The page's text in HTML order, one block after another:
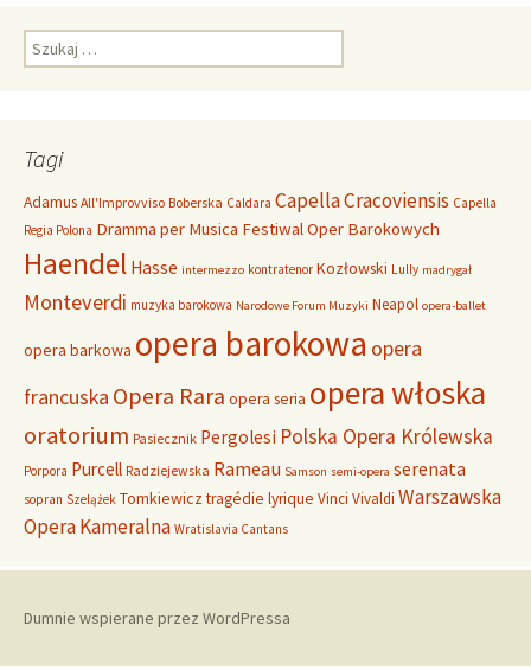
z
Tagi
Adamus All'Improvviso Boberska Caldara Capella Cracoviensis Capella
Regia Polona Dramma per Musica Festiwal Oper Barokowych
Haendel Hasse intermezzo kontratenor Kozłowski Lully madrygał
Monteverdi muzyka barokowa Narodowe Forum Muzyki Neapol opera-ballet
opera barkowa opera barokowa opera
francuska Opera Rara opera seria opera włoska
oratorium Pasiecznik Pergolesi Polska Opera Królewska
Porpora Purcell Radziejewska Rameau Samson semi-opera serenata
sopran Szelążek Tomkiewicztragédie lyrique Vinci Vivaldi Warszawska
Opera Kameralna Wratislavia Cantans
Dumnie wspierane przez WordPressa